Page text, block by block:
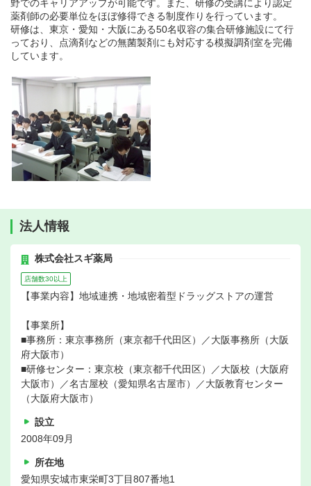
野でのキャリアアップが可能です。また、研修の受講により認定
薬剤師の必要単位をほぼ修得できる制度作りを行っています。
研修は、東京・愛知・大阪にある50名収容の集合研修施設にて行
っており、点滴剤などの無菌製剤にも対応する模擬調剤室を完備
しています。
法人情報
株式会社スギ薬局
店舗数30以上
【事業内容】地域連携・地域密着型ドラッグストアの運営
【事業所】
■事務所：東京事務所（東京都千代田区）／大阪事務所（大阪
府大阪市）
■研修センター：東京校（東京都千代田区）／大阪校（大阪府
大阪市）／名古屋校（愛知県名古屋市）／大阪教育センター
（大阪府大阪市）
設立
2008年09月
所在地
愛知県安城市東栄町3丁目807番地1